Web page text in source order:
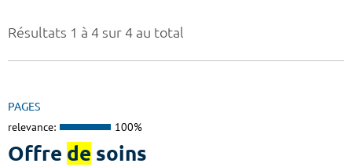
Résultats 1 à 4 sur 4 au total
PAGES
relevance: 100%
Offre de soins